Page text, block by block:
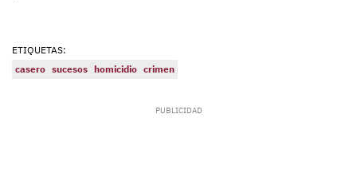
ETIQUETAS:
casero sucesos homicidio crimen